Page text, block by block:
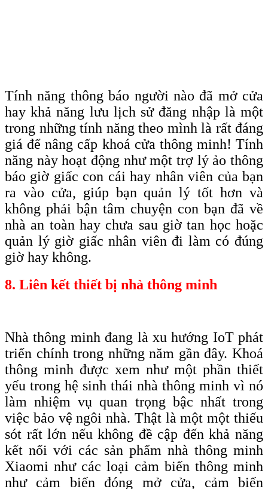
Tính năng thông báo người nào đã mở cửa
hay khả năng lưu lịch sử đăng nhập là một
trong những tính năng theo mình là rất đáng
giá để nâng cấp khoá cửa thông minh! Tính
năng này hoạt động như một trợ lý ảo thông
báo giờ giấc con cái hay nhân viên của bạn
ra vào cửa, giúp bạn quản lý tốt hơn và
không phải bận tâm chuyện con bạn đã về
nhà an toàn hay chưa sau giờ tan học hoặc
quản lý giờ giấc nhân viên đi làm có đúng
giờ hay không.
8. Liên kết thiết bị nhà thông minh
Nhà thông minh đang là xu hướng IoT phát
triển chính trong những năm gần đây. Khoá
thông minh được xem như một phần thiết
yếu trong hệ sinh thái nhà thông minh vì nó
làm nhiệm vụ quan trọng bậc nhất trong
việc bảo vệ ngôi nhà. Thật là một một thiếu
sót rất lớn nếu không đề cập đến khả năng
kết nối với các sản phẩm nhà thông minh
Xiaomi như các loại cảm biến thông minh
như cảm biến đóng mở cửa, cảm biến